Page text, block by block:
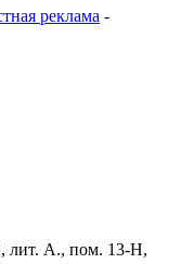
реклама -
лит. А., пом. 13-Н,